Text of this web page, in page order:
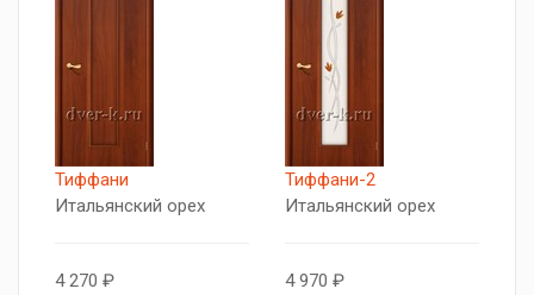
Тиффани
Итальянский орех
4 270 ₽
Тиффани-2
Итальянский орех
4 970 ₽